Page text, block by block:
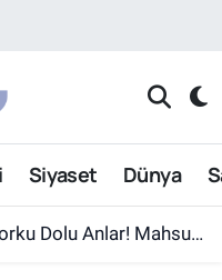
Siyaset Dünya
Mahsur Kalanlar Kurtarıldı